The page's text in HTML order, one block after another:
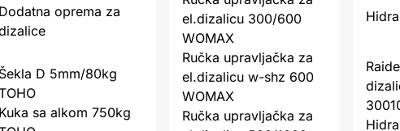
oprema za
D 5mm/80kg
sa alkom 750kg
el.dizalicu 300/600
WOMAX
Ručka upravljačka za
el.dizalicu w-shz 600
WOMAX
Ručka upravljačka za